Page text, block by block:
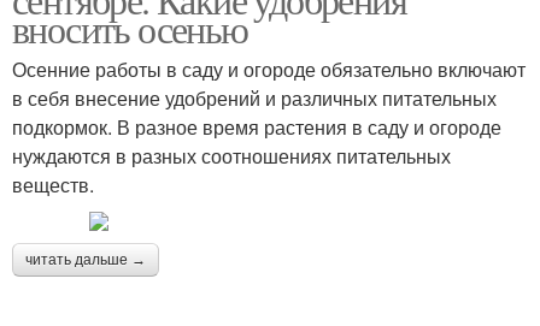
вносить осенью
Осенние работы в саду и огороде обязательно включают
в себя внесение удобрений и различных питательных
подкормок. В разное время растения в саду и огороде
нуждаются в разных соотношениях питательных
веществ.
читать дальше →